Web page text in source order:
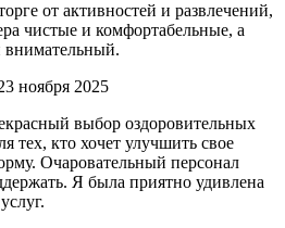
от активностей и развлечений,
чистые и комфортабельные, а
ноября 2025
выбор оздоровительных
тех, кто хочет улучшить свое
Очаровательный персонал
Я была приятно удивлена